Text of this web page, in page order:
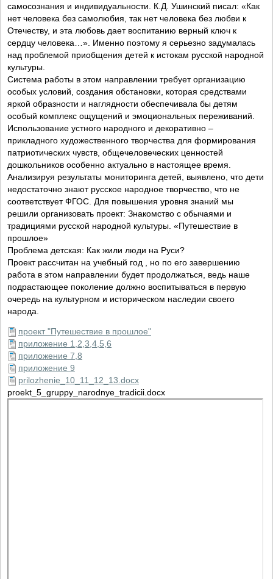
самосознания и индивидуальности. К.Д. Ушинский писал: «Как
нет человека без самолюбия, так нет человека без любви к
Отечеству, и эта любовь дает воспитанию верный ключ к
сердцу человека…». Именно поэтому я серьезно задумалась
над проблемой приобщения детей к истокам русской народной
культуры.
Система работы в этом направлении требует организацию
особых условий, создания обстановки, которая средствами
яркой образности и наглядности обеспечивала бы детям
особый комплекс ощущений и эмоциональных переживаний.
Использование устного народного и декоративно –
прикладного художественного творчества для формирования
патриотических чувств, общечеловеческих ценностей
дошкольников особенно актуально в настоящее время.
Анализируя результаты мониторинга детей, выявлено, что дети
недостаточно знают русское народное творчество, что не
соответствует ФГОС. Для повышения уровня знаний мы
решили организовать проект: Знакомство с обычаями и
традициями русской народной культуры. «Путешествие в
прошлое»
Проблема детская: Как жили люди на Руси?
Проект рассчитан на учебный год , но по его завершению
работа в этом направлении будет продолжаться, ведь наше
подрастающее поколение должно воспитываться в первую
очередь на культурном и историческом наследии своего
народа.
проект "Путешествие в прошлое"
приложение 1,2,3,4,5,6
приложение 7,8
приложение 9
prilozhenie_10_11_12_13.docx
proekt_5_gruppy_narodnye_tradicii.docx